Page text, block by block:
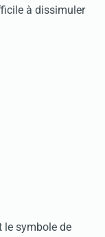
à dissimuler
le symbole de